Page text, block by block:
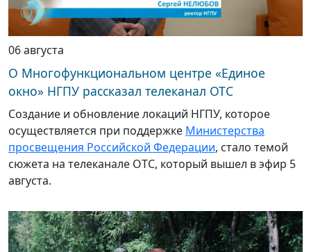
06 августа
О Многофункциональном центре «Единое
окно» НГПУ рассказал телеканал ОТС
Создание и обновление локаций НГПУ, которое
осуществляется при поддержке Министерства
просвещения Российской Федерации, стало темой
сюжета на телеканале ОТС, который вышел в эфир 5
августа.